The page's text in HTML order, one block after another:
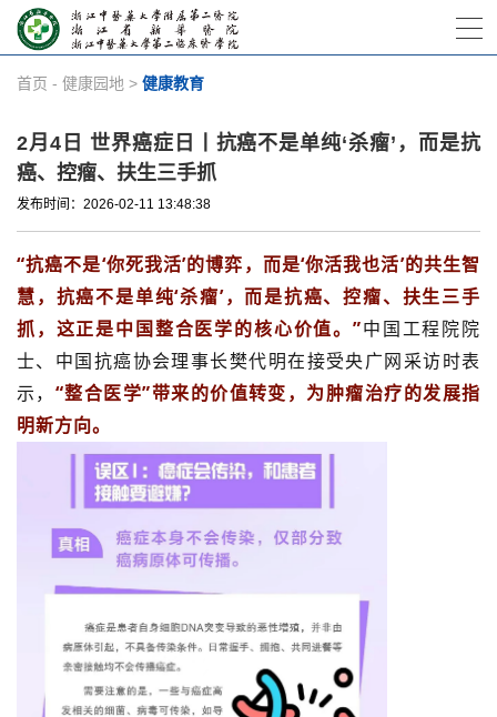
首页 - 健康园地 > 健康教育
2月4日 世界癌症日丨抗癌不是单纯‘杀瘤’，而是抗
癌、控瘤、扶生三手抓
发布时间：2026-02-11 13:48:38
“抗癌不是‘你死我活’的博弈，而是‘你活我也活’的共生智
慧，抗癌不是单纯‘杀瘤’，而是抗癌、控瘤、扶生三手
抓，这正是中国整合医学的核心价值。”中国工程院院
士、中国抗癌协会理事长樊代明在接受央广网采访时表
示， “整合医学”带来的价值转变，为肿瘤治疗的发展指
明新方向。